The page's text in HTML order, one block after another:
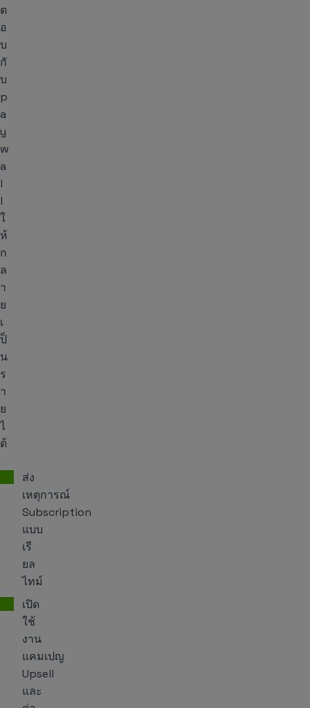
ต
อ
บ
กั
บ
p
a
y
w
a
l
l
ใ
ห้
ก
ล
า
ย
เ
ป็
น
ร
า
ย
ไ
ด้
ส่ง
เหตุการณ์
Subscription
แบบ
เรี
ยล
ไทม์
เปิด
ใช้
งาน
แคมเปญ
Upsell
และ